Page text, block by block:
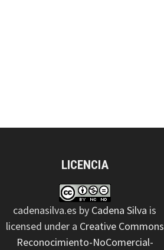
LICENCIA
cadenasilva.es by Cadena Silva is
licensed under a Creative Commons
Reconocimiento-NoComercial-